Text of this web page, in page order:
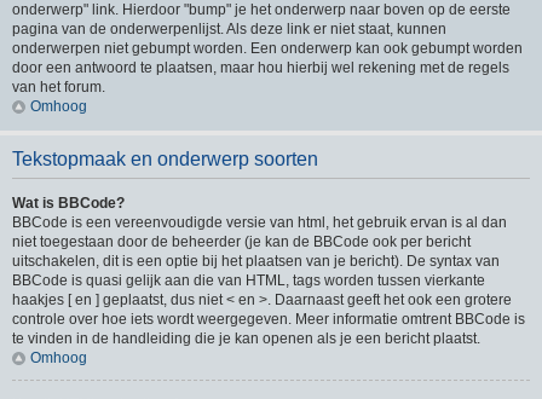
onderwerp" link. Hierdoor "bump" je het onderwerp naar boven op de eerste
pagina van de onderwerpenlijst. Als deze link er niet staat, kunnen
onderwerpen niet gebumpt worden. Een onderwerp kan ook gebumpt worden
door een antwoord te plaatsen, maar hou hierbij wel rekening met de regels
van het forum.
Omhoog
Tekstopmaak en onderwerp soorten
Wat is BBCode?
BBCode is een vereenvoudigde versie van html, het gebruik ervan is al dan
niet toegestaan door de beheerder (je kan de BBCode ook per bericht
uitschakelen, dit is een optie bij het plaatsen van je bericht). De syntax van
BBCode is quasi gelijk aan die van HTML, tags worden tussen vierkante
haakjes [ en ] geplaatst, dus niet < en >. Daarnaast geeft het ook een grotere
controle over hoe iets wordt weergegeven. Meer informatie omtrent BBCode is
te vinden in de handleiding die je kan openen als je een bericht plaatst.
Omhoog